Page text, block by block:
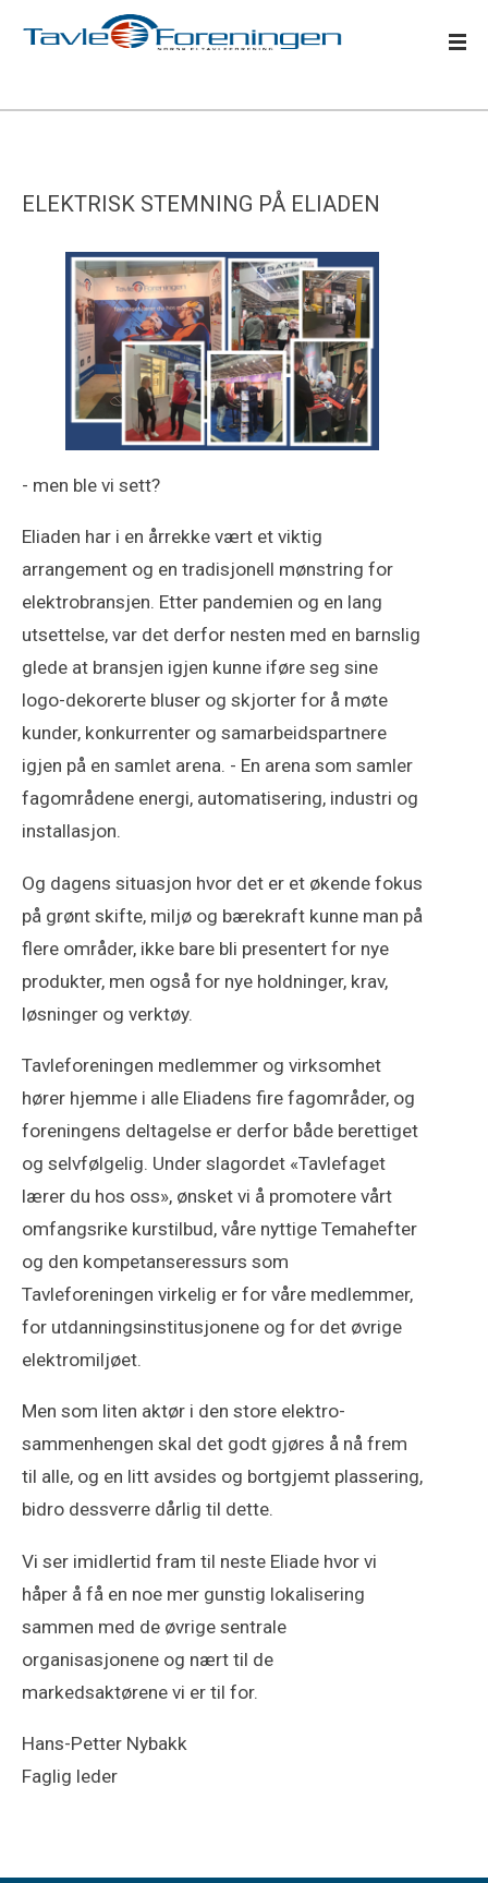
ELEKTRISK STEMNING PÅ ELIADEN
- men ble vi sett?
Eliaden har i en årrekke vært et viktig
arrangement og en tradisjonell mønstring for
elektrobransjen. Etter pandemien og en lang
utsettelse, var det derfor nesten med en barnslig
glede at bransjen igjen kunne iføre seg sine
logo-dekorerte bluser og skjorter for å møte
kunder, konkurrenter og samarbeidspartnere
igjen på en samlet arena. - En arena som samler
fagområdene energi, automatisering, industri og
installasjon.
Og dagens situasjon hvor det er et økende fokus
på grønt skifte, miljø og bærekraft kunne man på
flere områder, ikke bare bli presentert for nye
produkter, men også for nye holdninger, krav,
løsninger og verktøy.
Tavleforeningen medlemmer og virksomhet
hører hjemme i alle Eliadens fire fagområder, og
foreningens deltagelse er derfor både berettiget
og selvfølgelig. Under slagordet «Tavlefaget
lærer du hos oss», ønsket vi å promotere vårt
omfangsrike kurstilbud, våre nyttige Temahefter
og den kompetanseressurs som
Tavleforeningen virkelig er for våre medlemmer,
for utdanningsinstitusjonene og for det øvrige
elektromiljøet.
Men som liten aktør i den store elektro-
sammenhengen skal det godt gjøres å nå frem
til alle, og en litt avsides og bortgjemt plassering,
bidro dessverre dårlig til dette.
Vi ser imidlertid fram til neste Eliade hvor vi
håper å få en noe mer gunstig lokalisering
sammen med de øvrige sentrale
organisasjonene og nært til de
markedsaktørene vi er til for.
Hans-Petter Nybakk
Faglig leder